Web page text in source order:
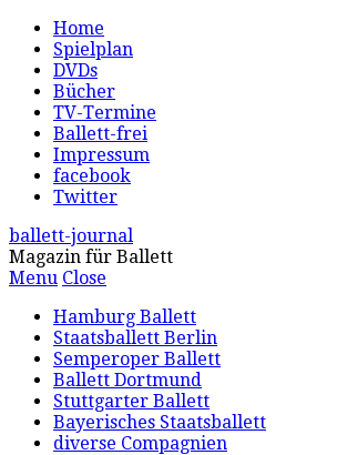
Home
Spielplan
DVDs
Bücher
TV-Termine
Ballett-frei
Impressum
facebook
Twitter
ballett-journal
Magazin für Ballett
Menu Close
Hamburg Ballett
Staatsballett Berlin
Semperoper Ballett
Ballett Dortmund
Stuttgarter Ballett
Bayerisches Staatsballett
diverse Compagnien